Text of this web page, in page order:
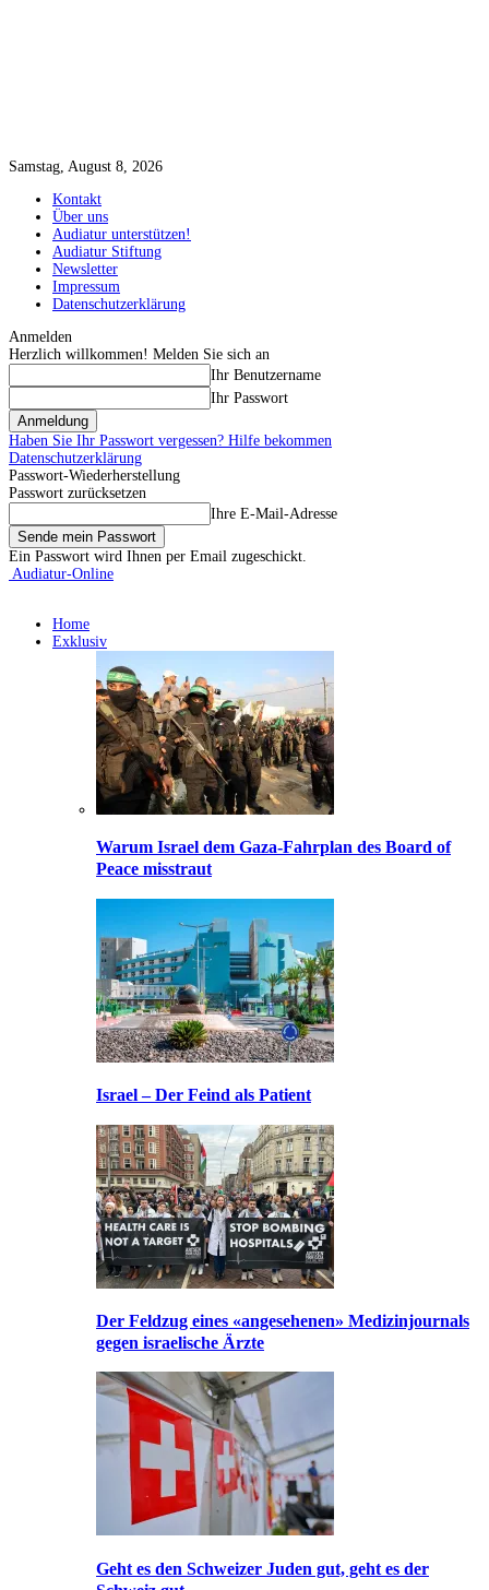
Samstag, August 8, 2026
Kontakt
Über uns
Audiatur unterstützen!
Audiatur Stiftung
Newsletter
Impressum
Datenschutzerklärung
Anmelden
Herzlich willkommen! Melden Sie sich an
Ihr Benutzername
Ihr Passwort
Haben Sie Ihr Passwort vergessen? Hilfe bekommen
Datenschutzerklärung
Passwort-Wiederherstellung
Passwort zurücksetzen
Ihre E-Mail-Adresse
Ein Passwort wird Ihnen per Email zugeschickt.
Audiatur-Online
Home
Exklusiv
Warum Israel dem Gaza-Fahrplan des Board of
Peace misstraut
Israel – Der Feind als Patient
Der Feldzug eines «angesehenen» Medizinjournals
gegen israelische Ärzte
Geht es den Schweizer Juden gut, geht es der